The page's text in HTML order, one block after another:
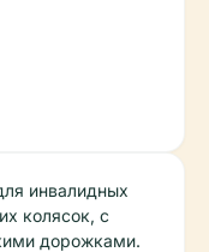
инвалидных
колясок, с
дорожками.